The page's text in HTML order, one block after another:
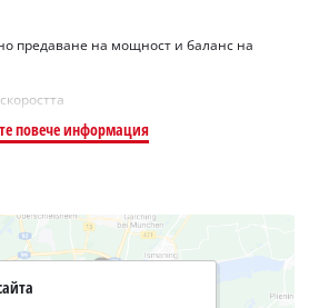
предаване на мощност и баланс на
повече информация